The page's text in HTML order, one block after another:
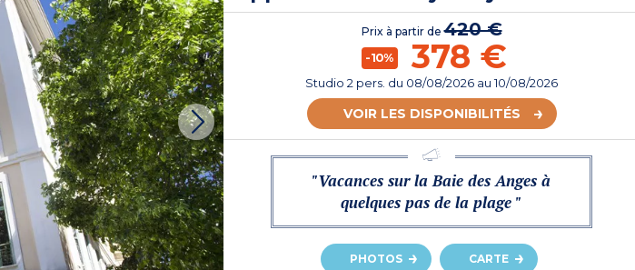
Prix à partir de420 €
-10% 378 €
Studio 2 pers. du 08/08/2026 au 10/08/2026
VOIR LES DISPONIBILITÉS
"Vacances sur la Baie des Anges à
quelques pas de la plage "
PHOTOS CARTE